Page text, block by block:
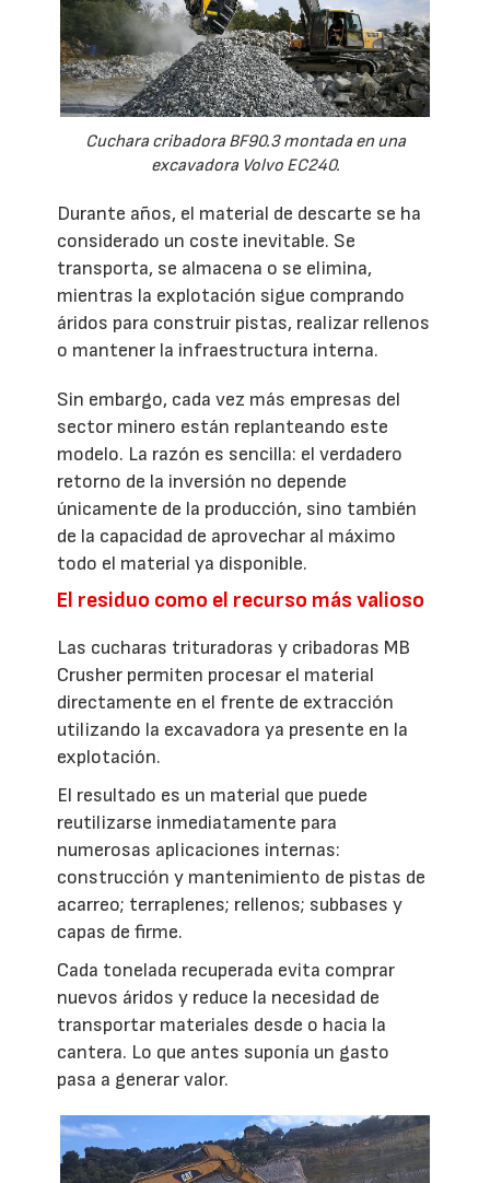
Cuchara cribadora BF90.3 montada en una
excavadora Volvo EC240.
Durante años, el material de descarte se ha
considerado un coste inevitable. Se
transporta, se almacena o se elimina,
mientras la explotación sigue comprando
áridos para construir pistas, realizar rellenos
o mantener la infraestructura interna.
Sin embargo, cada vez más empresas del
sector minero están replanteando este
modelo. La razón es sencilla: el verdadero
retorno de la inversión no depende
únicamente de la producción, sino también
de la capacidad de aprovechar al máximo
todo el material ya disponible.
El residuo como el recurso más valioso
Las cucharas trituradoras y cribadoras MB
Crusher permiten procesar el material
directamente en el frente de extracción
utilizando la excavadora ya presente en la
explotación.
El resultado es un material que puede
reutilizarse inmediatamente para
numerosas aplicaciones internas:
construcción y mantenimiento de pistas de
acarreo; terraplenes; rellenos; subbases y
capas de firme.
Cada tonelada recuperada evita comprar
nuevos áridos y reduce la necesidad de
transportar materiales desde o hacia la
cantera. Lo que antes suponía un gasto
pasa a generar valor.